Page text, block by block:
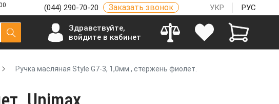
(044) 290-70-20 Заказать звонок УКР РУС
Здравствуйте,
войдите в кабинет
Ручка масляная Style G7-3, 1,0мм., стержень фиолет.